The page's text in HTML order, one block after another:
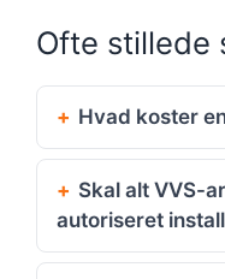
Ofte stillede
Hvad koster
Skal alt VVS-
autoriseret